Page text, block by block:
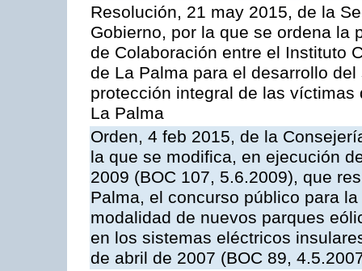
Resolución, 21 may 2015, de la
Gobierno, por la que se ordena la
de Colaboración entre el Instituto
de La Palma para el desarrollo
protección integral de las
La Palma
Orden, 4 feb 2015, de la
la que se modifica, en ejecución
2009 (BOC 107, 5.6.2009), que
Palma, el concurso público para
modalidad de nuevos parques
en los sistemas eléctricos
de abril de 2007 (BOC 89,